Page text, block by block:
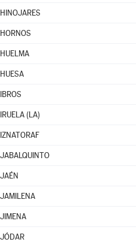
HINOJARES
HORNOS
HUELMA
HUESA
IBROS
IRUELA (LA)
IZNATORAF
JABALQUINTO
JAÉN
JAMILENA
JIMENA
JÓDAR